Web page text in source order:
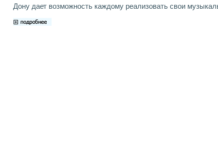
Дону дает возможность каждому реализовать свои